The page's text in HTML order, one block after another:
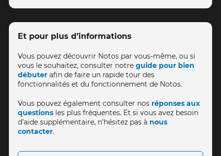
Et pour plus d’informations
Vous pouvez découvrir Notos par vous-même, ou si
vous le souhaitez, consulter notre guide pour bien
débuter afin de faire un rapide tour des
fonctionnalités et du fonctionnement de Notos.
Vous pouvez également consulter nos réponses aux
questions les plus fréquentes. Et si vous avez besoin
d’aide supplémentaire, n’hésitez pas à nous
contacter.